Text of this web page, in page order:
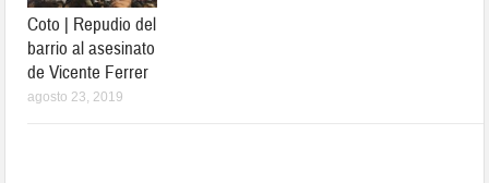
Coto | Repudio del
barrio al asesinato
de Vicente Ferrer
agosto 23, 2019